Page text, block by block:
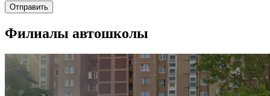
Отправить
Филиалы автошколы